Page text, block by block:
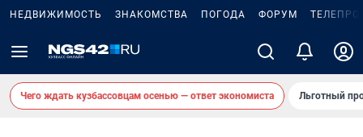
НЕДВИЖИМОСТЬ ЗНАКОМСТВА ПОГОДА ФОРУМ
Чего ждать кузбассовцам осенью — ответ экономиста Льготный